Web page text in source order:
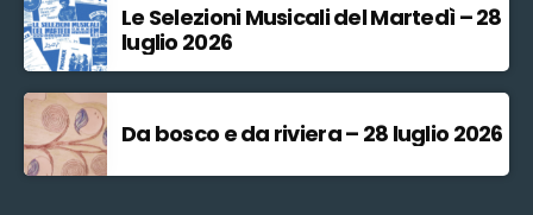
Le Selezioni Musicali del Martedì – 28
luglio 2026
Da bosco e da riviera – 28 luglio 2026